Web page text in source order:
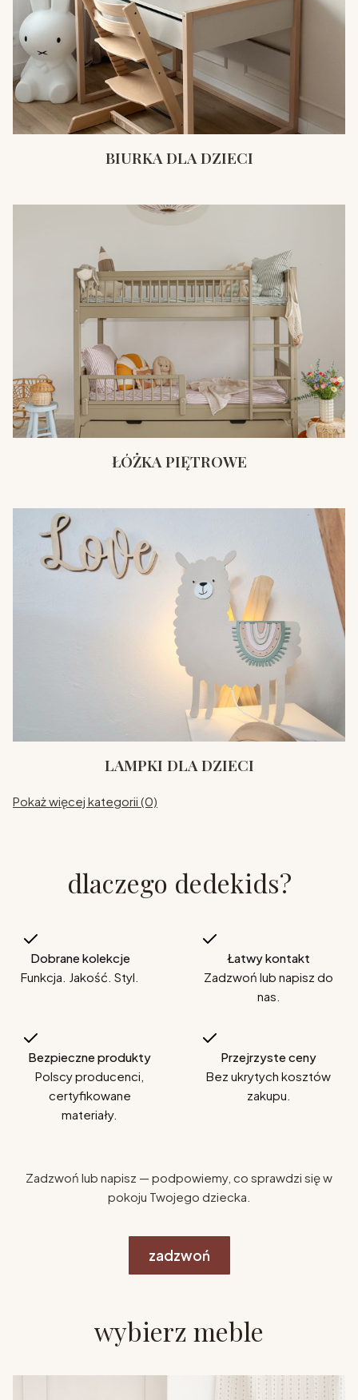
BIURKA DLA DZIECI
ŁÓŻKA PIĘTROWE
LAMPKI DLA DZIECI
Pokaż więcej kategorii (0)
dlaczego dedekids?
Dobrane kolekcje
Funkcja. Jakość. Styl.
Łatwy kontakt
Zadzwoń lub napisz do
nas.
Bezpieczne produkty
Polscy producenci,
certyfikowane
materiały.
Przejrzyste ceny
Bez ukrytych kosztów
zakupu.
Zadzwoń lub napisz — podpowiemy, co sprawdzi się w
pokoju Twojego dziecka.
zadzwoń
wybierz meble